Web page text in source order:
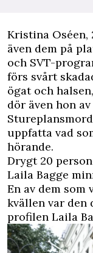
Kristina Oséen,
även dem på
och SVT-
förs svårt
ögat och
dör även hon
uppfatta vad
hörande.
Drygt 20
Laila Bagge
En av dem som
kvällen var den
profilen Laila